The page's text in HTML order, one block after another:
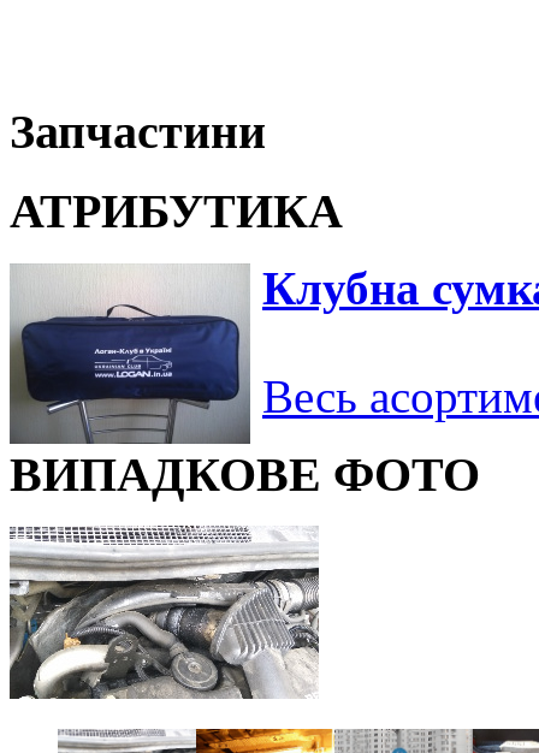
Запчастини
АТРИБУТИКА
Клубна
Весь
ВИПАДКОВЕ ФОТО